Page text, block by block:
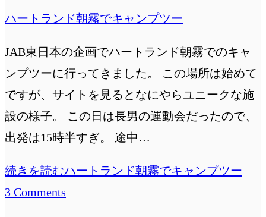
ハートランド朝霧でキャンプツー
JAB東日本の企画でハートランド朝霧でのキャ
ンプツーに行ってきました。 この場所は始めて
ですが、サイトを見るとなにやらユニークな施
設の様子。 この日は長男の運動会だったので、
出発は15時半すぎ。 途中…
続きを読むハートランド朝霧でキャンプツー
3 Comments